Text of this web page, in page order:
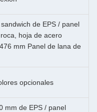
de EPS / panel
hoja de acero
mm Panel de lana de
opcionales
mm de EPS / panel